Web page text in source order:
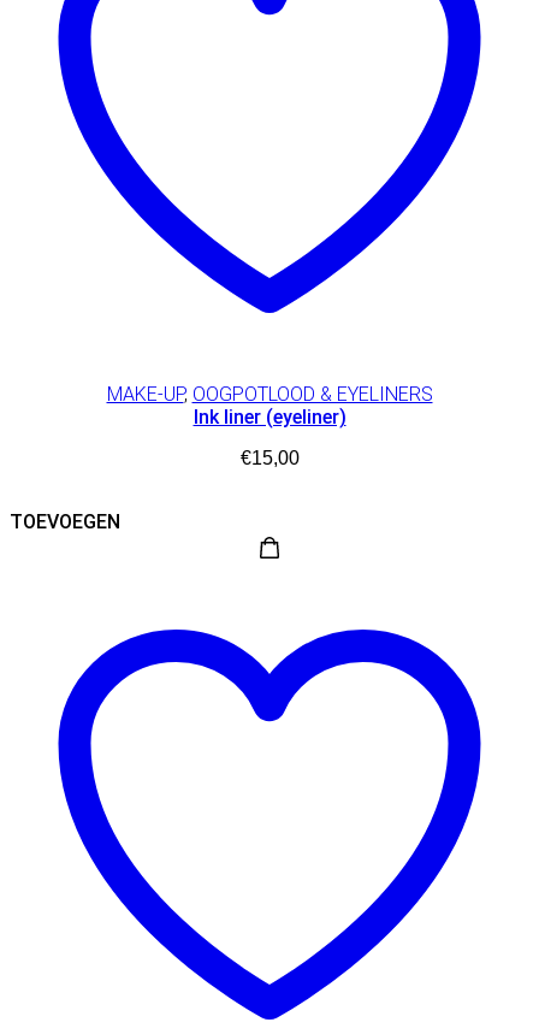
MAKE-UP, OOGPOTLOOD & EYELINERS
Ink liner (eyeliner)
€15,00
TOEVOEGEN